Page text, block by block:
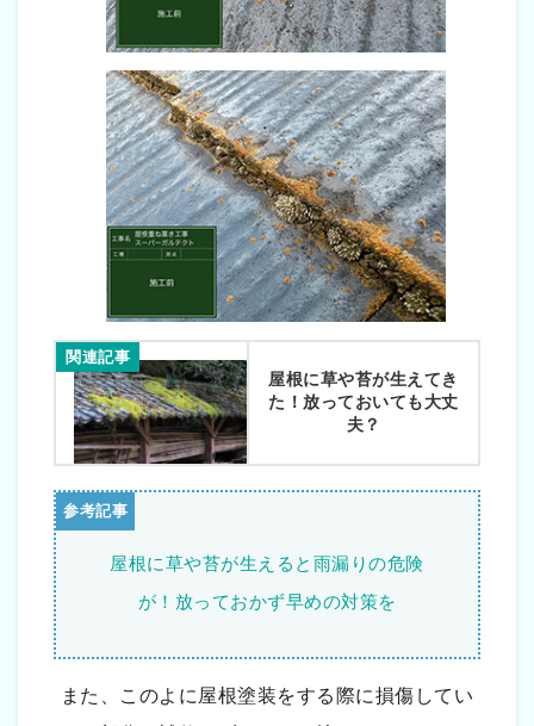
関連記事
屋根に草や苔が生えてき
た！放っておいても大丈
夫？
屋根に草や苔が生えると雨漏りの危険
が！放っておかず早めの対策を
また、このよに屋根塗装をする際に損傷してい